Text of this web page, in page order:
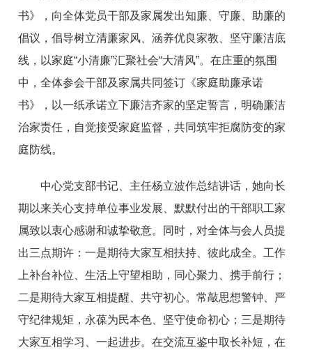
书》，向全体党员干部及家属发出知廉、守廉、助廉的
倡议，倡导树立清廉家风、涵养优良家教、坚守廉洁底
线，以家庭“小清廉”汇聚社会“大清风”。在庄重的氛围
中，全体参会干部及家属共同签订《家庭助廉承诺
书》，以一纸承诺立下廉洁齐家的坚定誓言，明确廉洁
治家责任，自觉接受家庭监督，共同筑牢拒腐防变的家
庭防线。
中心党支部书记、主任杨立波作总结讲话，她向长
期以来关心支持单位事业发展、默默付出的干部职工家
属致以衷心感谢和诚挚敬意。同时，对全体与会人员提
出三点期许：一是期待大家互相扶持、彼此成全。工作
上补台补位、生活上守望相助，同心聚力、携手前行；
二是期待大家互相提醒、共守初心。常敲思想警钟、严
守纪律规矩，永葆为民本色、坚守使命初心；三是期待
大家互相学习、一起进步。在交流互鉴中取长补短，在